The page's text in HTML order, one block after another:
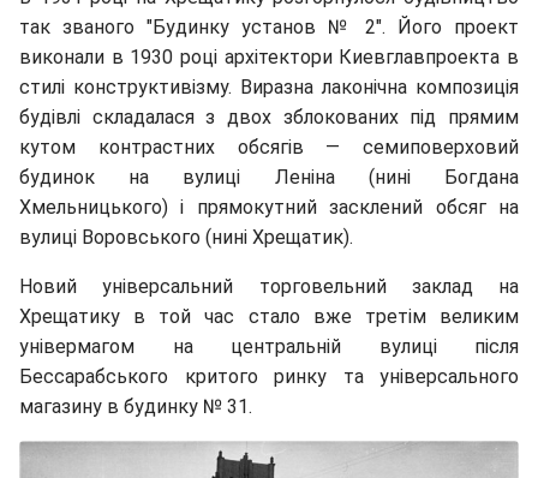
так званого "Будинку установ № 2". Його проект
виконали в 1930 році архітектори Киевглавпроекта в
стилі конструктивізму. Виразна лаконічна композиція
будівлі складалася з двох зблокованих під прямим
кутом контрастних обсягів — семиповерховий
будинок на вулиці Леніна (нині Богдана
Хмельницького) і прямокутний засклений обсяг на
вулиці Воровського (нині Хрещатик).
Новий універсальний торговельний заклад на
Хрещатику в той час стало вже третім великим
універмагом на центральній вулиці після
Бессарабського критого ринку та універсального
магазину в будинку № 31.